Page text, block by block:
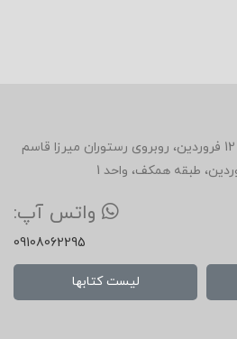
میدان انقلاب، ابتدای خیابان 12 فروردین، روبروی رستوران میرزا قاسم
طبقه همکف، واحد 1
واتس آپ:
09108062295
لیست کتابها